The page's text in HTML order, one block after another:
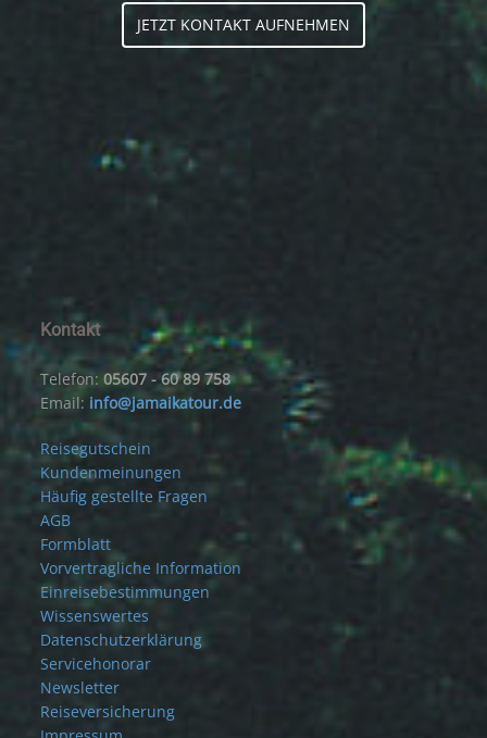
JETZT KONTAKT AUFNEHMEN
Kontakt
Telefon:05607 - 60 89 758
Email: info@jamaikatour.de
Reisegutschein
Kundenmeinungen
Häufig gestellte Fragen
AGB
Formblatt
Vorvertragliche Information
Einreisebestimmungen
Wissenswertes
Datenschutzerklärung
Servicehonorar
Newsletter
Reiseversicherung